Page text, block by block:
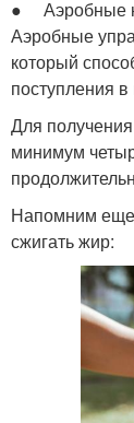
● Аэробные
Аэробные
который
поступления
Для
минимум
Напомним еще
сжигать жир: